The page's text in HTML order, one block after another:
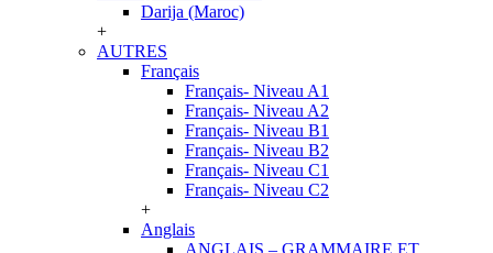
Darija (Maroc)
+
AUTRES
Français
Français- Niveau A1
Français- Niveau A2
Français- Niveau B1
Français- Niveau B2
Français- Niveau C1
Français- Niveau C2
+
Anglais
ANGLAIS – GRAMMAIRE ET